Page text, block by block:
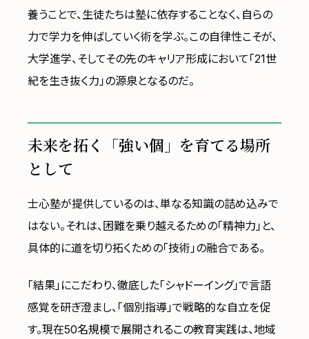
養うことで、生徒たちは塾に依存することなく、自らの
力で学力を伸ばしていく術を学ぶ。この自律性こそが、
大学進学、そしてその先のキャリア形成において「21世
紀を生き抜く力」の源泉となるのだ。
未来を拓く「強い個」を育てる場所
として
士心塾が提供しているのは、単なる知識の詰め込みで
はない。それは、困難を乗り越えるための「精神力」と、
具体的に道を切り拓くための「技術」の融合である。
「結果」にこだわり、徹底した「シャドーイング」で言語
感覚を研ぎ澄まし、「個別指導」で戦略的な自立を促
す。現在50名規模で展開されるこの教育実践は、地域